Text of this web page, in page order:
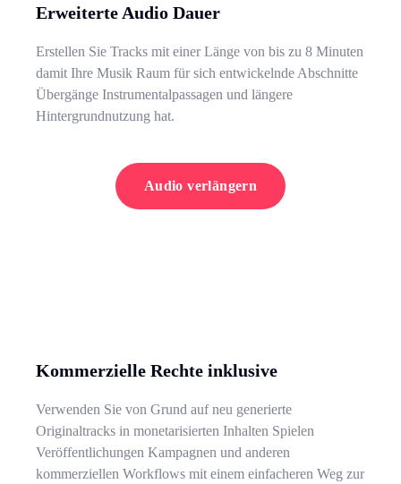
Erweiterte Audio Dauer
Erstellen Sie Tracks mit einer Länge von bis zu 8 Minuten
damit Ihre Musik Raum für sich entwickelnde Abschnitte
Übergänge Instrumentalpassagen und längere
Hintergrundnutzung hat.
Audio verlängern
Kommerzielle Rechte inklusive
Verwenden Sie von Grund auf neu generierte
Originaltracks in monetarisierten Inhalten Spielen
Veröffentlichungen Kampagnen und anderen
kommerziellen Workflows mit einem einfacheren Weg zur